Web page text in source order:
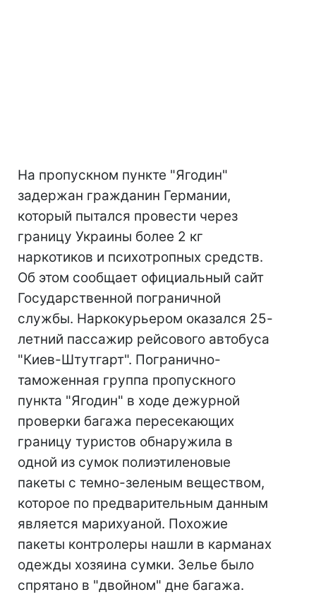
На пропускном пункте "Ягодин"
задержан гражданин Германии,
который пытался провести через
границу Украины более 2 кг
наркотиков и психотропных средств.
Об этом сообщает официальный сайт
Государственной пограничной
службы. Наркокурьером оказался 25-
летний пассажир рейсового автобуса
"Киев-Штутгарт". Погранично-
таможенная группа пропускного
пункта "Ягодин" в ходе дежурной
проверки багажа пересекающих
границу туристов обнаружила в
одной из сумок полиэтиленовые
пакеты с темно-зеленым веществом,
которое по предварительным данным
является марихуаной. Похожие
пакеты контролеры нашли в карманах
одежды хозяина сумки. Зелье было
спрятано в "двойном" дне багажа.